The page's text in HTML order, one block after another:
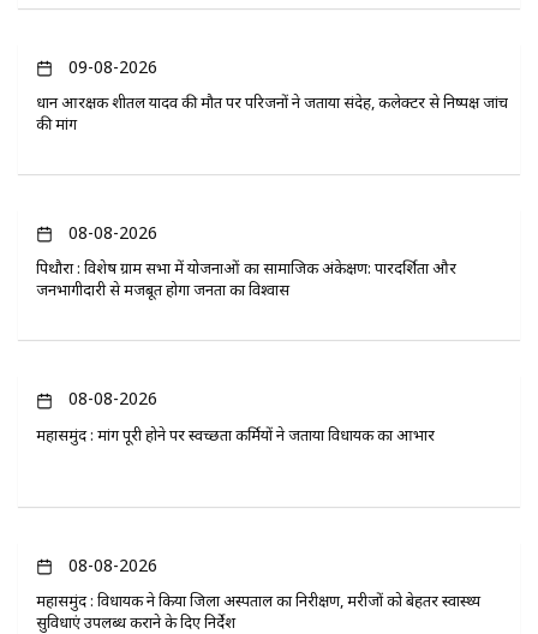
09-08-2026
प्रधान आरक्षक शीतल यादव की मौत पर परिजनों ने जताया संदेह, कलेक्टर से निष्पक्ष जांच
की मांग
08-08-2026
पिथौरा : विशेष ग्राम सभा में योजनाओं का सामाजिक अंकेक्षण: पारदर्शिता और
जनभागीदारी से मजबूत होगा जनता का विश्वास
08-08-2026
महासमुंद : मांग पूरी होने पर स्वच्छता कर्मियों ने जताया विधायक का आभार
08-08-2026
महासमुंद : विधायक ने किया जिला अस्पताल का निरीक्षण, मरीजों को बेहतर स्वास्थ्य
सुविधाएं उपलब्ध कराने के दिए निर्देश